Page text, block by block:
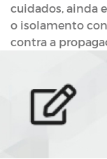
cuidados, ainda
o isolamento
contra a